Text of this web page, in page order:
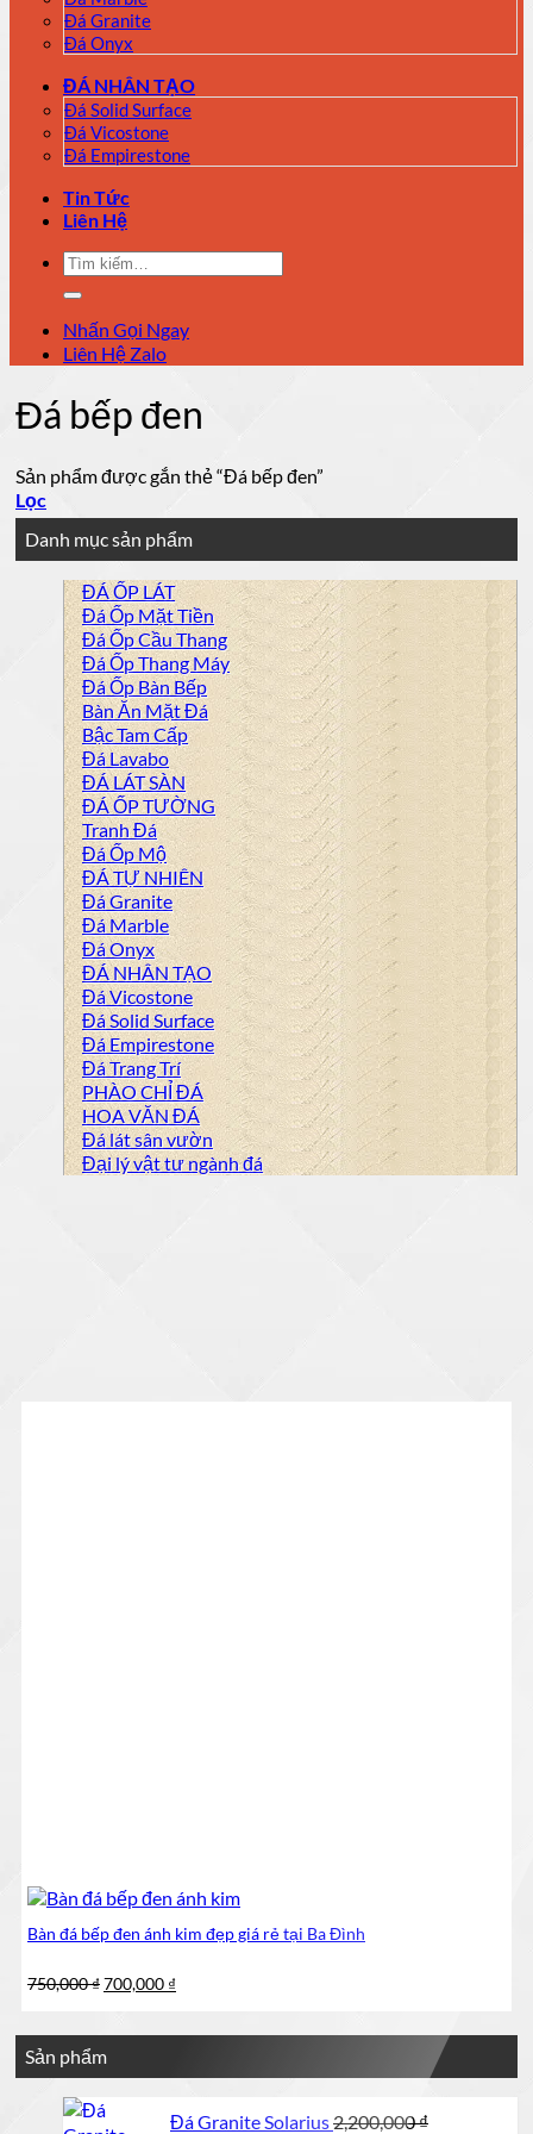
Đá Granite
Đá Onyx
ĐÁ NHÂN TẠO
Đá Solid Surface
Đá Vicostone
Đá Empirestone
Tin Tức
Liên Hệ
Tìm
kiếm:
Nhấn Gọi Ngay
Liên Hệ Zalo
Đá bếp đen
Sản phẩm được gắn thẻ “Đá bếp đen”
Lọc
Danh mục sản phẩm
ĐÁ ỐP LÁT
Đá Ốp Mặt Tiền
Đá Ốp Cầu Thang
Đá Ốp Thang Máy
Đá Ốp Bàn Bếp
Bàn Ăn Mặt Đá
Bậc Tam Cấp
Đá Lavabo
ĐÁ LÁT SÀN
ĐÁ ỐP TƯỜNG
Tranh Đá
Đá Ốp Mộ
ĐÁ TỰ NHIÊN
Đá Granite
Đá Marble
Đá Onyx
ĐÁ NHÂN TẠO
Đá Vicostone
Đá Solid Surface
Đá Empirestone
Đá Trang Trí
PHÀO CHỈ ĐÁ
HOA VĂN ĐÁ
Đá lát sân vườn
Đại lý vật tư ngành đá
Bàn đá bếp đen ánh kim đẹp giá rẻ tại Ba Đình
750,000₫Giá
700,000 ₫
Sản phẩm
Đá Granite Solarius2,200,000₫